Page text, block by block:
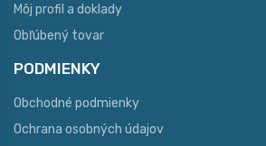
Môj profil a doklady
Obľúbený tovar
PODMIENKY
Obchodné podmienky
Ochrana osobných údajov